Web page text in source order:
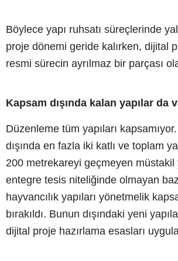
Böylece yapı ruhsatı süreçlerinde
proje dönemi geride kalırken, dijital
resmi sürecin ayrılmaz bir parçası
Kapsam dışında kalan yapılar da
Düzenleme tüm yapıları
dışında en fazla iki katlı ve toplam
200 metrekareyi geçmeyen müstakil
entegre tesis niteliğinde olmayan
hayvancılık yapıları yönetmelik
bırakıldı. Bunun dışındaki yeni
dijital proje hazırlama esasları